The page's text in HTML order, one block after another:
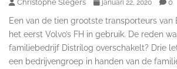
Christophe Slegers januari 22, 2020 0
Een van de tien grootste transporteurs van
het eerst Volvo’s FH in gebruik. De reden
familiebedrijf Distrilog overschakelt? Drie
een bedrijvengroep in handen van de